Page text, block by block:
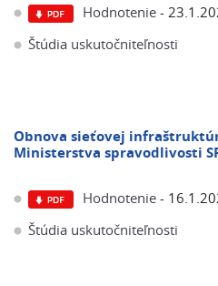
Hodnotenie -
Štúdia uskutočniteľnosti
Obnova sieťovej
Ministerstva spravodlivosti
Hodnotenie -
Štúdia uskutočniteľnosti